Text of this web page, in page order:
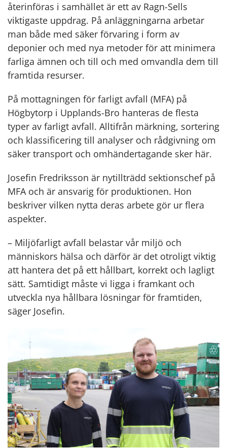
återinföras i samhället är ett av Ragn-Sells
viktigaste uppdrag. På anläggningarna arbetar
man både med säker förvaring i form av
deponier och med nya metoder för att minimera
farliga ämnen och till och med omvandla dem till
framtida resurser.
På mottagningen för farligt avfall (MFA) på
Högbytorp i Upplands-Bro hanteras de flesta
typer av farligt avfall. Alltifrån märkning, sortering
och klassificering till analyser och rådgivning om
säker transport och omhändertagande sker här.
Josefin Fredriksson är nytillträdd sektionschef på
MFA och är ansvarig för produktionen. Hon
beskriver vilken nytta deras arbete gör ur flera
aspekter.
– Miljöfarligt avfall belastar vår miljö och
människors hälsa och därför är det otroligt viktig
att hantera det på ett hållbart, korrekt och lagligt
sätt. Samtidigt måste vi ligga i framkant och
utveckla nya hållbara lösningar för framtiden,
säger Josefin.